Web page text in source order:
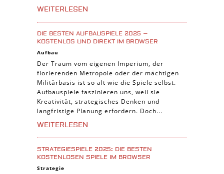
WEITERLESEN
DIE BESTEN AUFBAUSPIELE 2025 –
KOSTENLOS UND DIREKT IM BROWSER
Aufbau
Der Traum vom eigenen Imperium, der
florierenden Metropole oder der mächtigen
Militärbasis ist so alt wie die Spiele selbst.
Aufbauspiele faszinieren uns, weil sie
Kreativität, strategisches Denken und
langfristige Planung erfordern. Doch...
WEITERLESEN
STRATEGIESPIELE 2025: DIE BESTEN
KOSTENLOSEN SPIELE IM BROWSER
Strategie